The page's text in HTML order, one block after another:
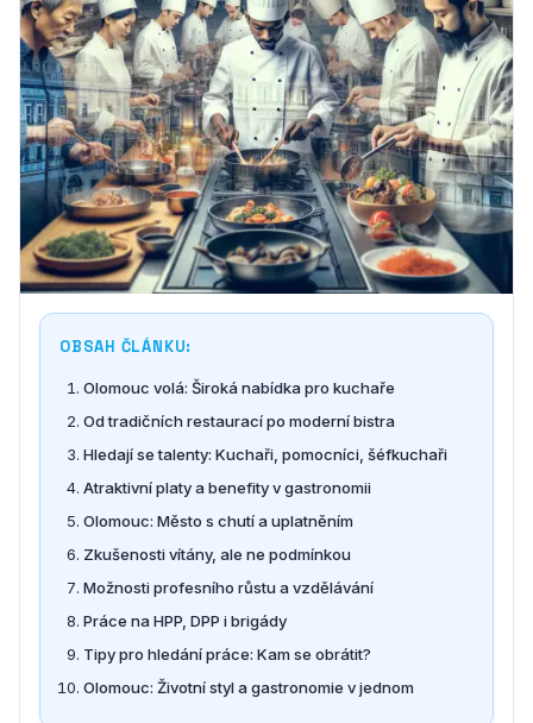
OBSAH ČLÁNKU:
Olomouc volá: Široká nabídka pro kuchaře
Od tradičních restaurací po moderní bistra
Hledají se talenty: Kuchaři, pomocníci, šéfkuchaři
Atraktivní platy a benefity v gastronomii
Olomouc: Město s chutí a uplatněním
Zkušenosti vítány, ale ne podmínkou
Možnosti profesního růstu a vzdělávání
Práce na HPP, DPP i brigády
Tipy pro hledání práce: Kam se obrátit?
Olomouc: Životní styl a gastronomie v jednom